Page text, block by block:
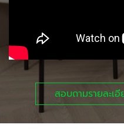
สอบถามรายละเ